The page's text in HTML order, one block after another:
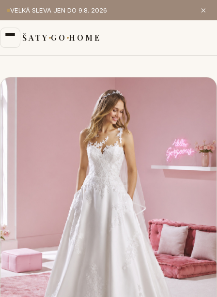
VELKÁ SLEVA JEN DO 9.8. 2026 ×
ŠATY GO HOME